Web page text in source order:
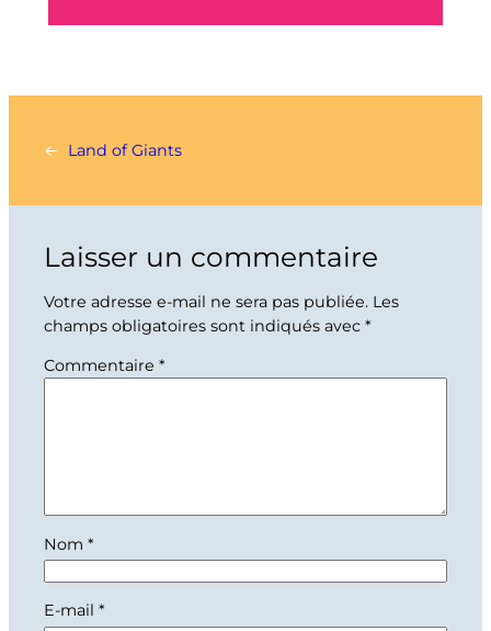
← Land of Giants
Laisser un commentaire
Votre adresse e-mail ne sera pas publiée. Les
champs obligatoires sont indiqués avec *
Commentaire *
Nom *
E-mail *